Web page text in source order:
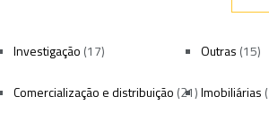
Investigação (17) Outras (15)
Comercialização e distribuição (21)Imobiliárias